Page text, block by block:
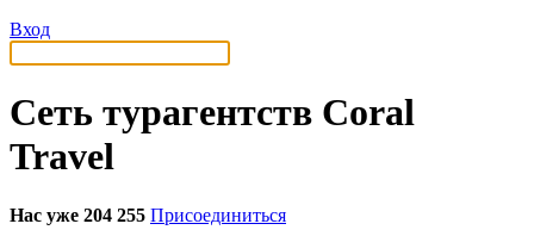
Вход
Сеть турагентств Coral
Travel
Нас уже 204 255 Присоединиться